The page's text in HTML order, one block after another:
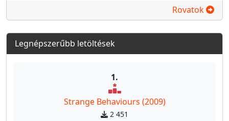
Rovatok
Legnépszerűbb letöltések
1.
Strange Behaviours (2009)
2 451